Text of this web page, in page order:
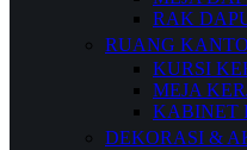
RAK
RUANG
KURSI
MEJA
KABINET
DEKORASI &